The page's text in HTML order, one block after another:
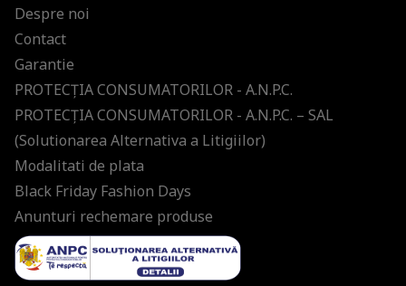
Despre noi
Contact
Garantie
PROTECŢIA CONSUMATORILOR - A.N.P.C.
PROTECŢIA CONSUMATORILOR - A.N.P.C. – SAL
(Solutionarea Alternativa a Litigiilor)
Modalitati de plata
Black Friday Fashion Days
Anunturi rechemare produse